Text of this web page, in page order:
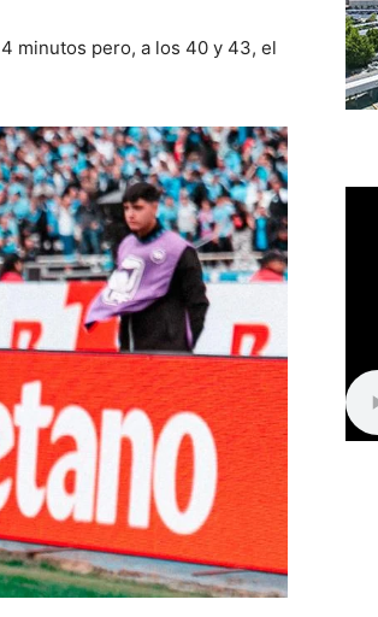
minutos pero, a los 40 y 43, el